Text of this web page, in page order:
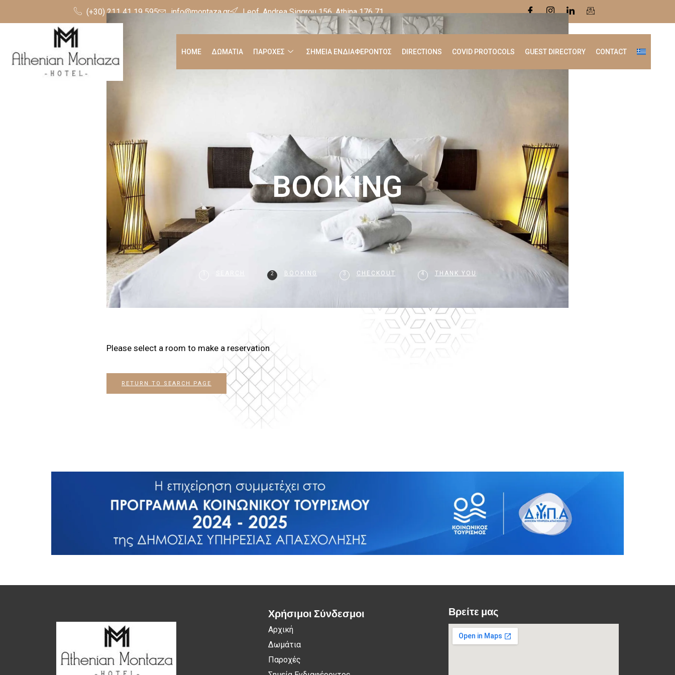
(+30) 211 41 19 595 info@montaza.gr Leof. Andrea Siggrou 156, Athina 176 71
HOME ΔΩΜΑΤΙΑ ΠΑΡΟΧΕΣ ΣΗΜΕΙΑ ΕΝΔΙΑΦΕΡΟΝΤΟΣ DIRECTIONS COVID PROTOCOLS GUEST DIRECTORY CONTACT
BOOKING
2 BOOKING 3 CHECKOUT 4 THANK YOU
Please select a room to make a reservation
RETURN TO SEARCH PAGE
Χρήσιμοι Σύνδεσμοι
Αρχική
Δωμάτια
Παροχές
Βρείτε μας